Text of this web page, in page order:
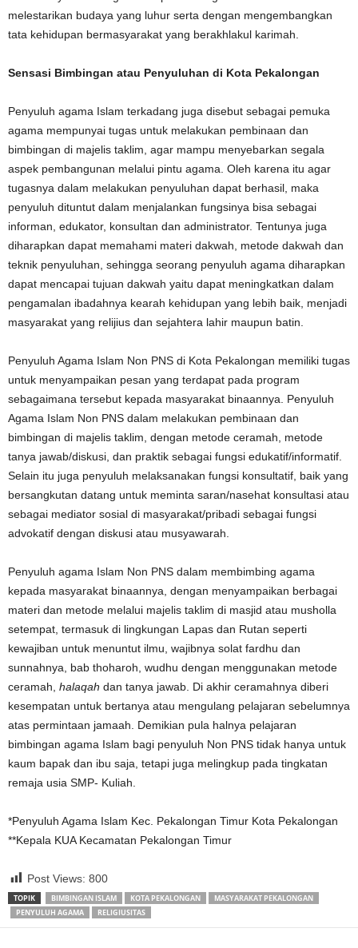
melestarikan budaya yang luhur serta dengan mengembangkan
tata kehidupan bermasyarakat yang berakhlakul karimah.
Sensasi Bimbingan atau Penyuluhan di Kota Pekalongan
Penyuluh agama Islam terkadang juga disebut sebagai pemuka
agama mempunyai tugas untuk melakukan pembinaan dan
bimbingan di majelis taklim, agar mampu menyebarkan segala
aspek pembangunan melalui pintu agama. Oleh karena itu agar
tugasnya dalam melakukan penyuluhan dapat berhasil, maka
penyuluh dituntut dalam menjalankan fungsinya bisa sebagai
informan, edukator, konsultan dan administrator. Tentunya juga
diharapkan dapat memahami materi dakwah, metode dakwah dan
teknik penyuluhan, sehingga seorang penyuluh agama diharapkan
dapat mencapai tujuan dakwah yaitu dapat meningkatkan dalam
pengamalan ibadahnya kearah kehidupan yang lebih baik, menjadi
masyarakat yang relijius dan sejahtera lahir maupun batin.
Penyuluh Agama Islam Non PNS di Kota Pekalongan memiliki tugas
untuk menyampaikan pesan yang terdapat pada program
sebagaimana tersebut kepada masyarakat binaannya. Penyuluh
Agama Islam Non PNS dalam melakukan pembinaan dan
bimbingan di majelis taklim, dengan metode ceramah, metode
tanya jawab/diskusi, dan praktik sebagai fungsi edukatif/informatif.
Selain itu juga penyuluh melaksanakan fungsi konsultatif, baik yang
bersangkutan datang untuk meminta saran/nasehat konsultasi atau
sebagai mediator sosial di masyarakat/pribadi sebagai fungsi
advokatif dengan diskusi atau musyawarah.
Penyuluh agama Islam Non PNS dalam membimbing agama
kepada masyarakat binaannya, dengan menyampaikan berbagai
materi dan metode melalui majelis taklim di masjid atau musholla
setempat, termasuk di lingkungan Lapas dan Rutan seperti
kewajiban untuk menuntut ilmu, wajibnya solat fardhu dan
sunnahnya, bab thoharoh, wudhu dengan menggunakan metode
ceramah, halaqah dan tanya jawab. Di akhir ceramahnya diberi
kesempatan untuk bertanya atau mengulang pelajaran sebelumnya
atas permintaan jamaah. Demikian pula halnya pelajaran
bimbingan agama Islam bagi penyuluh Non PNS tidak hanya untuk
kaum bapak dan ibu saja, tetapi juga melingkup pada tingkatan
remaja usia SMP- Kuliah.
*Penyuluh Agama Islam Kec. Pekalongan Timur Kota Pekalongan
**Kepala KUA Kecamatan Pekalongan Timur
Post Views: 800
TOPIK BIMBINGAN ISLAM KOTA PEKALONGAN
MASYARAKAT PEKALONGAN
PENYULUH AGAMA
RELIGIUSITAS